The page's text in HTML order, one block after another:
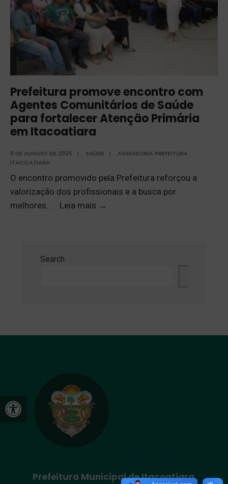
Open toolbar
Prefeitura promove encontro com
Agentes Comunitários de Saúde
para fortalecer Atenção Primária
em Itacoatiara
9 DE AUGUST DE 2025 | SAÚDE |
ASSESSORIA PREFEITURA
ITACOATIARA
O encontro promovido pela Prefeitura reforçou a
valorização dos profissionais e a busca por
melhores... Leia mais →
Search
Prefeitura Municipal de Itacoatiara